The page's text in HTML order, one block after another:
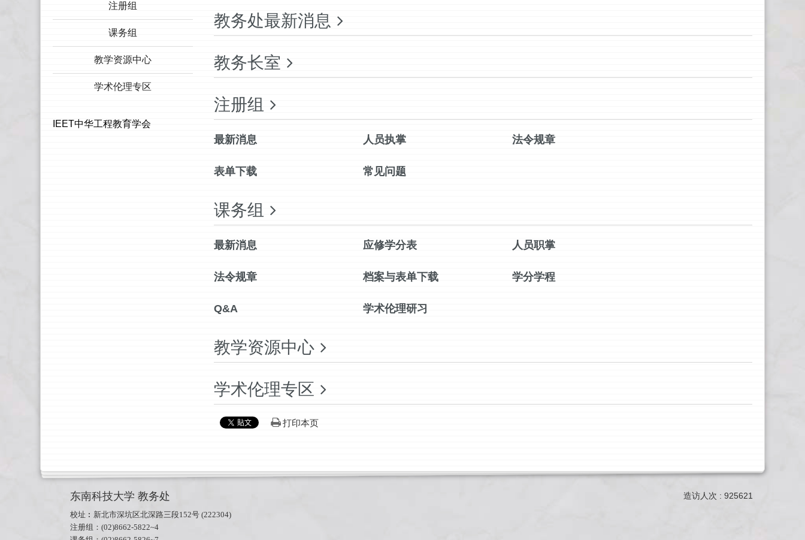
注册组
课务组
教学资源中心
学术伦理专区
IEET中华工程教育学会
教务处最新消息
教务长室
注册组
最新消息 人员执掌 法令规章
表单下载 常见问题
课务组
最新消息 应修学分表 人员职掌
法令规章 档案与表单下载 学分学程
Q&A 学术伦理研习
教学资源中心
学术伦理专区
打印本页
东南科技大学 教务处
校址︰新北市深坑区北深路三段152号 (222304)
注册组：(02)8662-5822~4
造访人次 : 925621